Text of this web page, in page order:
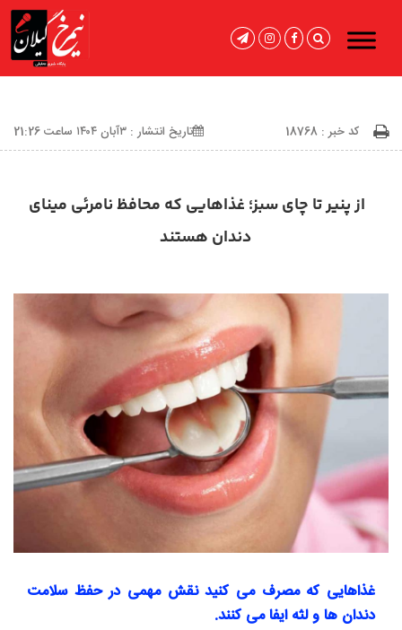
کد خبر : 18768 تاریخ انتشار : ۳آبان ۱۴۰۴ ساعت 21:26
از پنیر تا چای سبز؛ غذاهایی که محافظ نامرئی مینای
دندان هستند
غذاهایی که مصرف می کنید نقش مهمی در حفظ سلامت
دندان ها و لثه ایفا می کنند.